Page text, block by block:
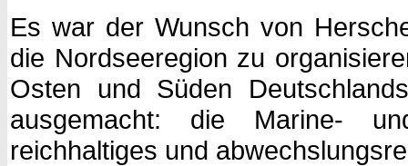
Es war der Wunsch von
die Nordseeregion zu
Osten und Süden
ausgemacht: die Marine-
reichhaltiges und